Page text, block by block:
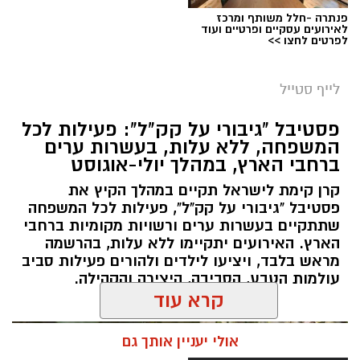
וילדים
27 באוגוסט, יום חמישי, בשעות 16:30-19:30 הורים
וילדים
לרגע, להתרחק מאורות העיר, להרים את המבט אל
השמיים ולגלות עולם שלם של כוכבים, כוכבי לכת,
ערפיליות וסיפורי חלל.
מטר הפרסאידים, מתרחש כתוצאה ממפגש כדור
הוא נחשב כמטר גדול במיוחד שבו ניתן לראות
מטאורים רבים בלי שימוש באמצעי ראייה. בשיא
מטאורים בשעה.
פנתרה -חלל משותף ומרכז
לאירועים עסקיים ופרטיים ועוד
לפרטים לחצו >>
לייף סטייל
פסטיבל "גיבורי על קק"ל": פעילות לכל
המשפחה, ללא עלות, בעשרות ערים
ברחבי הארץ, במהלך יולי-אוגוסט
קרן קימת לישראל תקיים במהלך הקיץ את
פסטיבל "גיבורי על קק"ל", פעילות לכל המשפחה
שתתקיים בעשרות ערים ורשויות מקומיות ברחבי
הארץ. האירועים יתקיימו ללא עלות, בהרשמה
מראש בלבד, ויציעו לילדים ולהורים פעילות סביב
עולמות הטבע, הסביבה, היצירה והקהילה.
קרא עוד
אולי יעניין אותך גם